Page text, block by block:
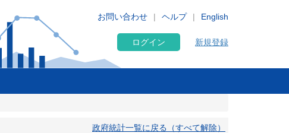
English
お問い合わせ ヘルプ
ログイン 新規登録
政府統計一覧に戻る（すべて解除）